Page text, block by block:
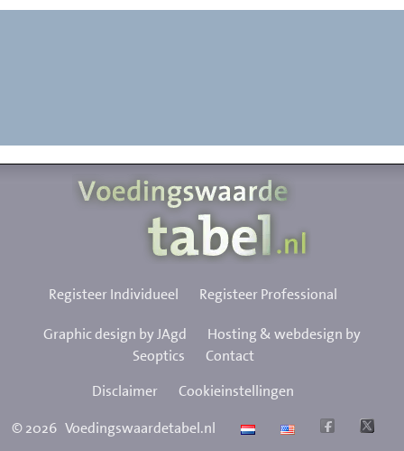
Registeer Individueel Registeer Professional
Graphic design by JAgd
Hosting & webdesign by
Seoptics
Contact
Disclaimer
Cookieinstellingen
©2026 Voedingswaardetabel.nl